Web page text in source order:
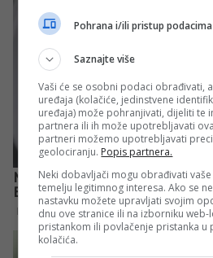
Pohrana i/ili pristup
Saznajte više
Vaši će se osobni podaci obrađivati,
uređaja (kolačiće, jedinstvene
uređaja) može pohranjivati, dijeliti te
partnera ili ih može upotrebljavati
partneri možemo upotrebljavati
geolociranju. Popis partnera.
Neki dobavljači mogu obrađivati
temelju legitimnog interesa. Ako se
nastavku možete upravljati svojim
dnu ove stranice ili na izborniku
pristankom ili povlačenje pristanka u
kolačića.